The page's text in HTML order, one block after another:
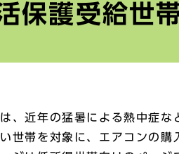
保護受給世
、近年の猛暑による熱中症
世帯を対象に、エアコンの購